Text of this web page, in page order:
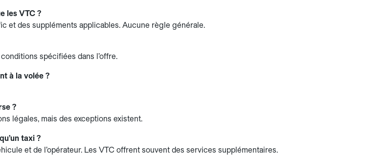
les VTC ?
et des suppléments applicables. Aucune règle générale.
spécifiées dans l’offre.
à la volée ?
?
légales, mais des exceptions existent.
taxi ?
et de l’opérateur. Les VTC offrent souvent des services supplémentaires.